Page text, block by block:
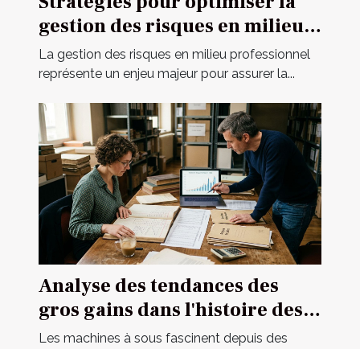
gestion des risques en milieu
professionnel
La gestion des risques en milieu professionnel
représente un enjeu majeur pour assurer la...
Analyse des tendances des
gros gains dans l'histoire des
machines à sous
Les machines à sous fascinent depuis des